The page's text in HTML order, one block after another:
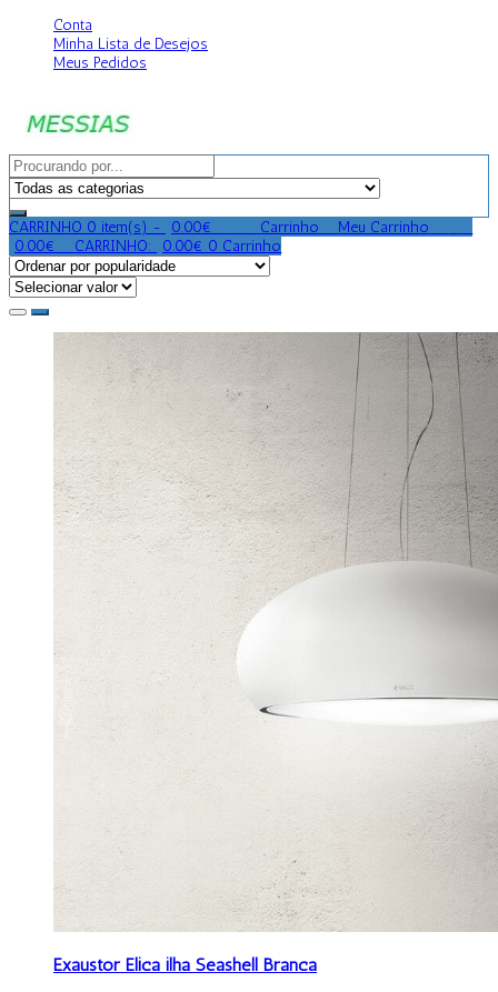
Conta
Minha Lista de Desejos
Meus Pedidos
CARRINHO 0 item(s) - 0.00€ Carrinho Meu Carrinho
0.00€ CARRINHO: 0.00€ 0 Carrinho
Exaustor Elica ilha Seashell Branca